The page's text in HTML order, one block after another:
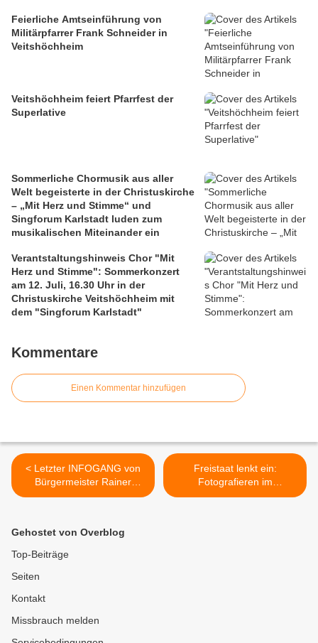
Feierliche Amtseinführung von
Militärpfarrer Frank Schneider in
Veitshöchheim
Veitshöchheim feiert Pfarrfest der
Superlative
Sommerliche Chormusik aus aller
Welt begeisterte in der Christuskirche
– „Mit Herz und Stimme“ und
Singforum Karlstadt luden zum
musikalischen Miteinander ein
Verantstaltungshinweis Chor "Mit
Herz und Stimme": Sommerkonzert
am 12. Juli, 16.30 Uhr in der
Christuskirche Veitshöchheim mit
dem "Singforum Karlstadt"
Kommentare
Einen Kommentar hinzufügen
< Letzter INFOGANG von
Bürgermeister Rainer
Kinzkofer findet bei 90
Gewerbegebietserweiterun
Trinkwasserschutzzonen
Freistaat lenkt ein:
Fotografieren im
Veitshöchheimer Hofgarten
Gehostet von Overblog
Top-Beiträge
Seiten
Kontakt
Missbrauch melden